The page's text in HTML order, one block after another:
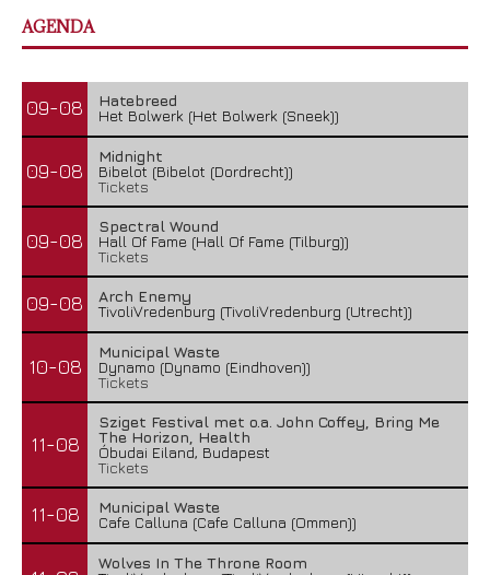
AGENDA
09-08
Hatebreed
Het Bolwerk (Het Bolwerk (Sneek))
09-08
Midnight
Bibelot (Bibelot (Dordrecht))
Tickets
09-08
Spectral Wound
Hall Of Fame (Hall Of Fame (Tilburg))
Tickets
09-08
Arch Enemy
TivoliVredenburg (TivoliVredenburg (Utrecht))
10-08
Municipal Waste
Dynamo (Dynamo (Eindhoven))
Tickets
11-08
Sziget Festival met o.a. John Coffey, Bring Me
The Horizon, Health
Óbudai Eiland, Budapest
Tickets
11-08
Municipal Waste
Cafe Calluna (Cafe Calluna (Ommen))
Wolves In The Throne Room